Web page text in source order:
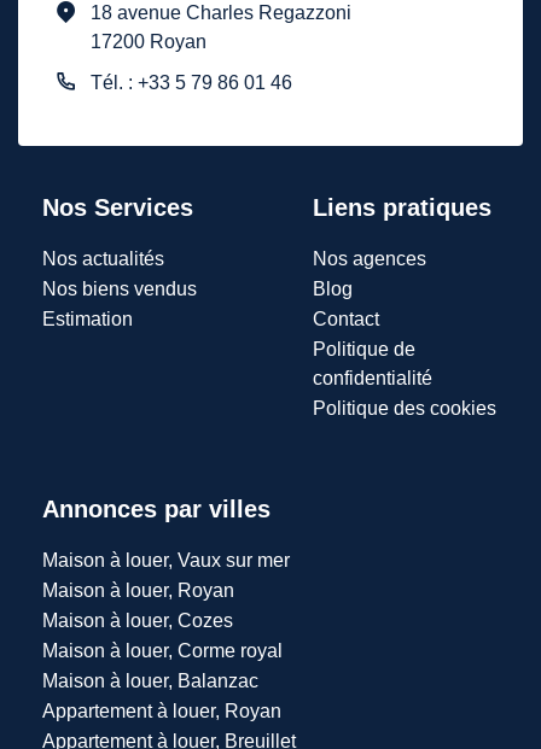
18 avenue Charles Regazzoni
17200 Royan
Tél. : +33 5 79 86 01 46
Nos Services
Nos actualités
Nos biens vendus
Estimation
Liens pratiques
Nos agences
Blog
Contact
Politique de
confidentialité
Politique des cookies
Annonces par villes
Maison à louer, Vaux sur mer
Maison à louer, Royan
Maison à louer, Cozes
Maison à louer, Corme royal
Maison à louer, Balanzac
Appartement à louer, Royan
Appartement à louer, Breuillet